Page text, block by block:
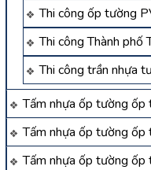
Thi công ốp tường
Thi công Thành phố
Thi công trần nhựa
Tấm nhựa ốp tường ốp
Tấm nhựa ốp tường ốp
Tấm nhựa ốp tường ốp